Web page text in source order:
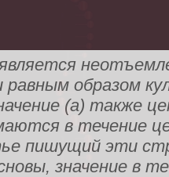
равным образом
(а) также
в течение
пишущий эти
значение в